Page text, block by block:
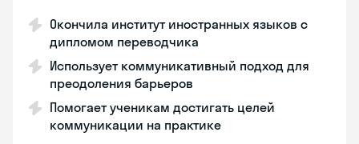
Окончила институт иностранных языков с
дипломом переводчика
Использует коммуникативный подход для
преодоления барьеров
Помогает ученикам достигать целей
коммуникации на практике